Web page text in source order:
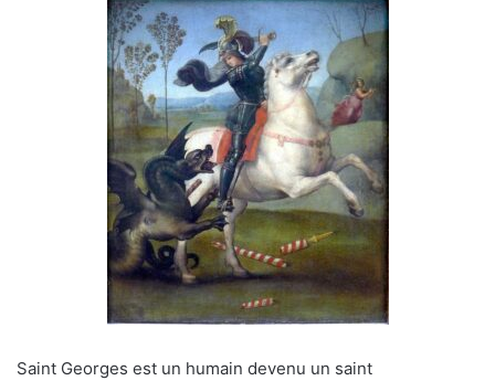
Saint Georges est un humain devenu un saint